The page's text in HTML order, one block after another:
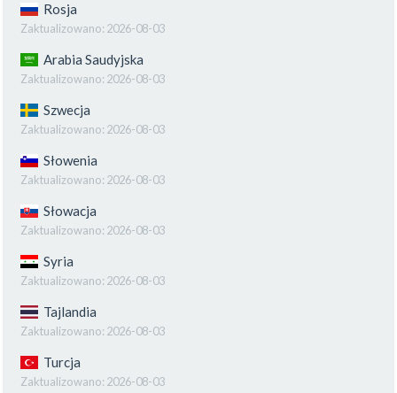
Rosja
Zaktualizowano: 2026-08-03
Arabia Saudyjska
Zaktualizowano: 2026-08-03
Szwecja
Zaktualizowano: 2026-08-03
Słowenia
Zaktualizowano: 2026-08-03
Słowacja
Zaktualizowano: 2026-08-03
Syria
Zaktualizowano: 2026-08-03
Tajlandia
Zaktualizowano: 2026-08-03
Turcja
Zaktualizowano: 2026-08-03